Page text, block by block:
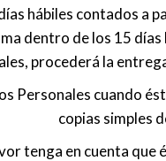
hábiles contados
dentro de los 15
procederá la
Personales cuando
copias simples
tenga en cuenta que